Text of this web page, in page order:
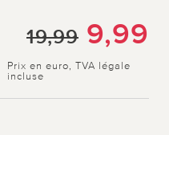
19,99 9,99
Prix en euro, TVA légale
incluse